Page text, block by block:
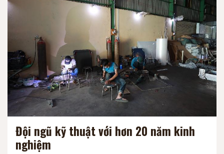
Đội ngũ kỹ thuật với hơn 20 năm kinh
nghiệm